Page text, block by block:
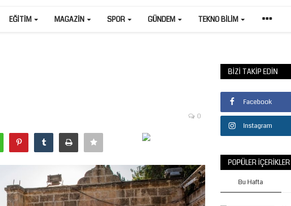
EĞITIM MAGAZIN SPOR GÜNDEM TEKNO BILIM
0
BIZI TAKIP EDIN
Facebook
Instagram
POPÜLER İÇERIKLER
Bu Hafta